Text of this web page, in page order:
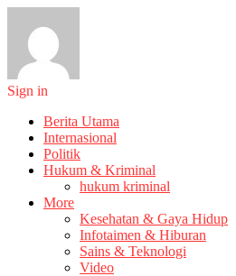
Sign in
Berita Utama
Internasional
Politik
Hukum & Kriminal
hukum kriminal
More
Kesehatan & Gaya Hidup
Infotaimen & Hiburan
Sains & Teknologi
Video